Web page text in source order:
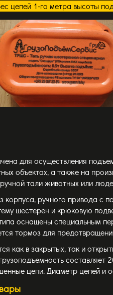
цепей 1-го метра высоты
для осуществления
объектах, а также на
тали животных или
корпуса, ручного привода
шестерен и крюковую
оснащены специальным
тормоз для
как в закрытых, так и
составляет
цепи. Диаметр цепей и